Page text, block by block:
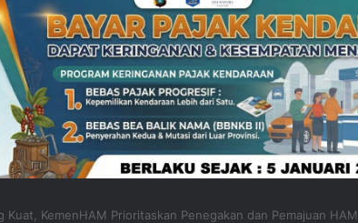
Kuat, KemenHAM Prioritaskan Penegakan dan Pemajuan HAM